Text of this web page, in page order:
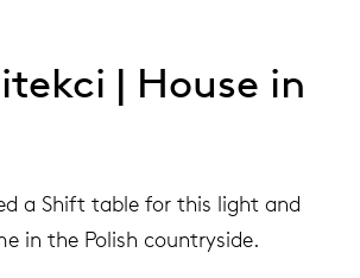
| House in
a Shift table for this light and
in the Polish countryside.